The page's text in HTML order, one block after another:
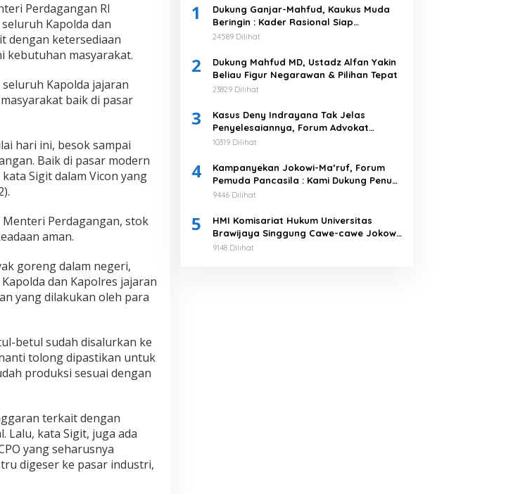
Perdagangan RI
Kapolda dan
dengan ketersediaan
kebutuhan masyarakat.
Kapolda jajaran
baik di pasar
hari ini, besok sampai
Baik di pasar modern
Sigit dalam Vicon yang
Perdagangan, stok
aman.
goreng dalam negeri,
dan Kapolres jajaran
yang dilakukan oleh para
betul sudah disalurkan ke
tolong dipastikan untuk
produksi sesuai dengan
terkait dengan
Lalu, kata Sigit, juga ada
yang seharusnya
digeser ke pasar industri,
1
Dukung Ganjar-Mahfud, Kaukus Muda
Beringin : Kader Rasional Siap
Menangkan 03
24589 Dilihat
2
Dukung Mahfud MD, Ustadz Alfan Yakin
Beliau Figur Negarawan & Pilihan Tepat
23829 Dilihat
3
Kasus Deny Indrayana Tak Jelas
Penyelesaiannya, Forum Advokat
Pengawal Demokrasi : Ayo Segera
10319 Dilihat
4
Kampanyekan Jokowi-Ma’ruf, Forum
Pemuda Pancasila : Kami Dukung Penuh
Untuk Memimpin di 2019-2024
9446 Dilihat
5
HMI Komisariat Hukum Universitas
Brawijaya Singgung Cawe-cawe Jokowi,
Tegaskan 5 Poin Pernyataan Sikap
9148 Dilihat